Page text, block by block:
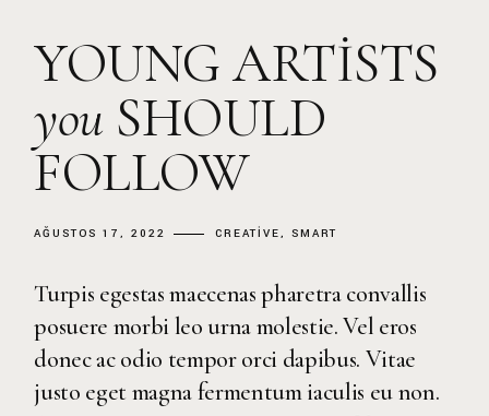
YOUNG ARTISTS
you SHOULD
FOLLOW
AĞUSTOS 17, 2022 CREATIVE SMART
Turpis egestas maecenas pharetra convallis
posuere morbi leo urna molestie. Vel eros
donec ac odio tempor orci dapibus. Vitae
justo eget magna fermentum iaculis eu non.